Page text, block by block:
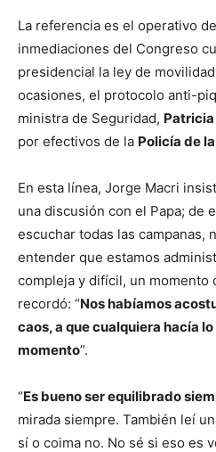
La referencia es el operativo
inmediaciones del Congreso
presidencial la ley de
ocasiones, el protocolo anti-
ministra de Seguridad,
por efectivos de la Policía de
En esta línea, Jorge Macri
una discusión con el Papa; de
escuchar todas las campanas,
entender que estamos
compleja y difícil, un momento
recordó: “Nos habíamos
caos, a que cualquiera hacía
momento”.
“Es bueno ser equilibrado
mirada siempre. También leí
sí o coima no. No sé si eso es